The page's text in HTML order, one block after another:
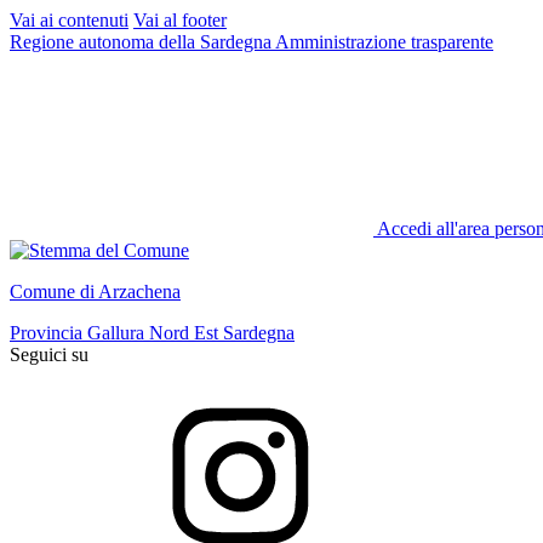
Vai ai contenuti Vai al footer
Regione autonoma della Sardegna Amministrazione trasparente
Accedi all'area
Comune di Arzachena
Provincia Gallura Nord Est Sardegna
Seguici su